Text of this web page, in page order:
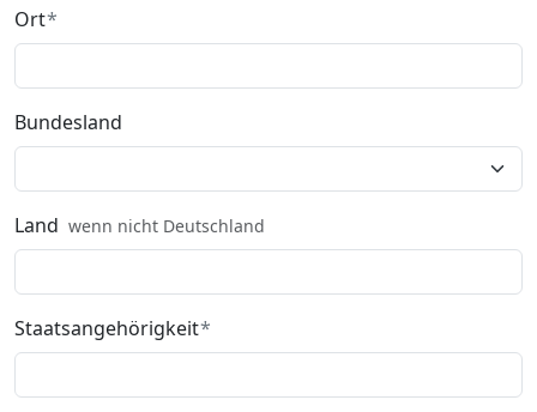
Ort
Bundesland
Land wenn nicht Deutschland
Staatsangehörigkeit